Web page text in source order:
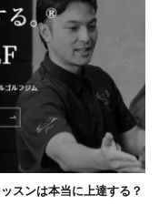
スンは本当に上達する？